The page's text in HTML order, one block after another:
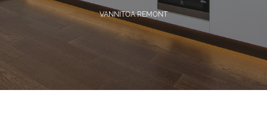
VANNITOA REMONT